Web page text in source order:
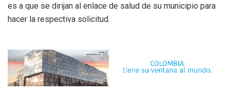
es a que se dirijan al enlace de salud de su municipio para
hacer la respectiva solicitud.